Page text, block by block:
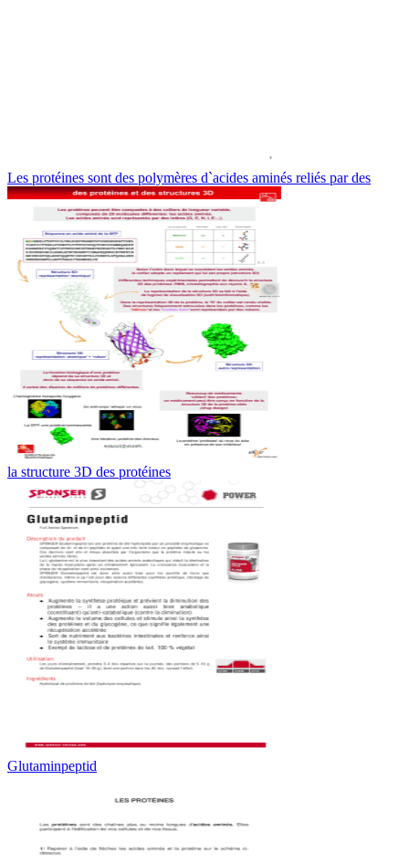
Les protéines sont des polymères d`acides aminés reliés par des
la structure 3D des protéines
Glutaminpeptid